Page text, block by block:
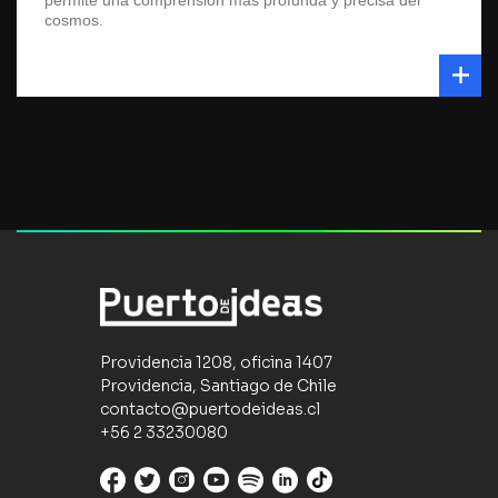
cosmos.
Providencia 1208, oficina 1407
Providencia, Santiago de Chile
contacto@puertodeideas.cl
+56 2 33230080